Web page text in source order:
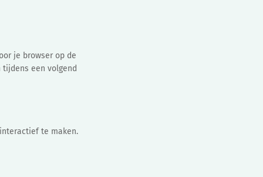
je browser op de
een volgend
te maken.